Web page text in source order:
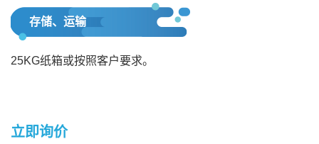
存储、运输
25KG纸箱或按照客户要求。
立即询价